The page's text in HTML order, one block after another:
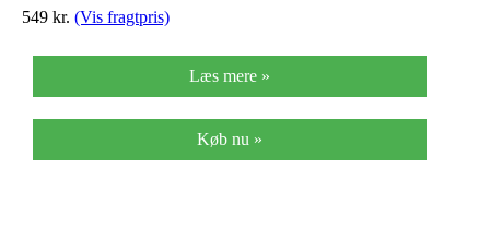
549 kr. (Vis fragtpris)
Læs mere »
Køb nu »